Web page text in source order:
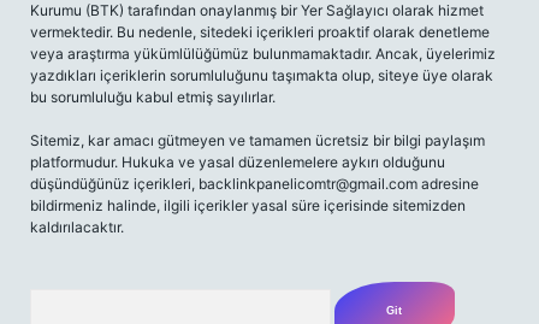
Kurumu (BTK) tarafından onaylanmış bir Yer Sağlayıcı olarak hizmet
vermektedir. Bu nedenle, sitedeki içerikleri proaktif olarak denetleme
veya araştırma yükümlülüğümüz bulunmamaktadır. Ancak, üyelerimiz
yazdıkları içeriklerin sorumluluğunu taşımakta olup, siteye üye olarak
bu sorumluluğu kabul etmiş sayılırlar.
Sitemiz, kar amacı gütmeyen ve tamamen ücretsiz bir bilgi paylaşım
platformudur. Hukuka ve yasal düzenlemelere aykırı olduğunu
düşündüğünüz içerikleri, backlinkpanelicomtr@gmail.com adresine
bildirmeniz halinde, ilgili içerikler yasal süre içerisinde sitemizden
kaldırılacaktır.